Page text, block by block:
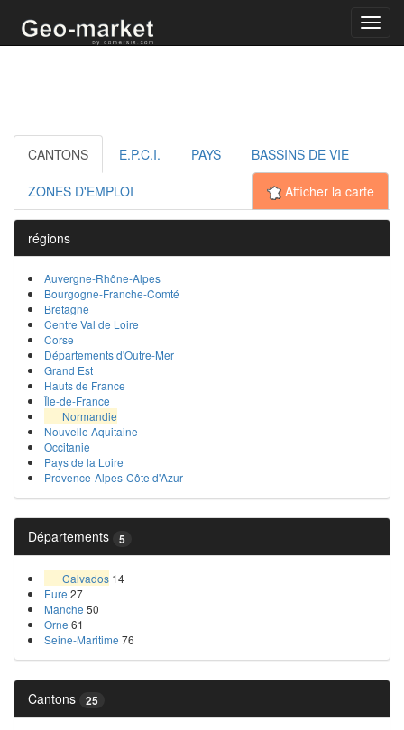
CANTONS E.P.C.I. PAYS BASSINS DE VIE
ZONES D'EMPLOI Afficher la carte
régions
Auvergne-Rhône-Alpes
Bourgogne-Franche-Comté
Bretagne
Centre Val de Loire
Corse
Départements d'Outre-Mer
Grand Est
Hauts de France
Île-de-France
Normandie
Nouvelle Aquitaine
Occitanie
Pays de la Loire
Provence-Alpes-Côte d'Azur
Départements 5
Calvados14
Eure 27
Manche 50
Orne 61
Seine-Maritime 76
Cantons 25